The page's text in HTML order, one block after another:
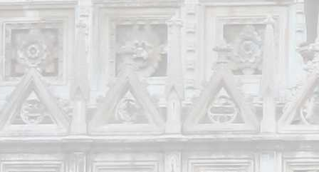
Storia
Docenti
I primi anni
Archivio recente
Programma dell'anno 2025/26